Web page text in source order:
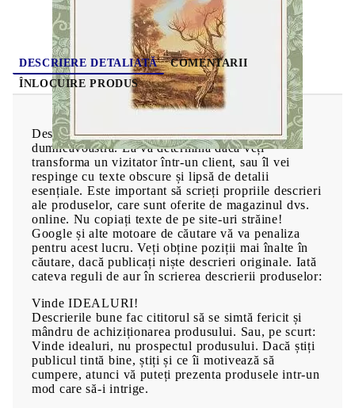
DESCRIERE DETALIATĂ
COMENTARII
ÎNLOCUIRE PRODUS
Descrierea este esențială pentru succesul afacerii
dumneavoastră. Ea va determina dacă veți
transforma un vizitator într-un client, sau îl vei
respinge cu texte obscure și lipsă de detalii
esențiale. Este important să scrieți propriile descrieri
ale produselor, care sunt oferite de magazinul dvs.
online. Nu copiați texte de pe site-uri străine!
Google și alte motoare de căutare vă va penaliza
pentru acest lucru. Veți obține poziții mai înalte în
căutare, dacă publicați niște descrieri originale. Iată
cateva reguli de aur în scrierea descrierii produselor:
Vinde IDEALURI!
Descrierile bune fac cititorul să se simtă fericit și
mândru de achiziționarea produsului. Sau, pe scurt:
Vinde idealuri, nu prospectul produsului. Dacă știți
publicul tintă bine, știți și ce îi motivează să
cumpere, atunci vă puteți prezenta produsele intr-un
mod care să-i intrige.